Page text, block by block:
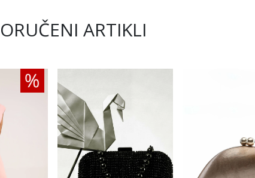
ARTIKLI